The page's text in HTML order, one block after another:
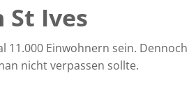
Ives
11.000 Einwohnern sein. Dennoch
nicht verpassen sollte.